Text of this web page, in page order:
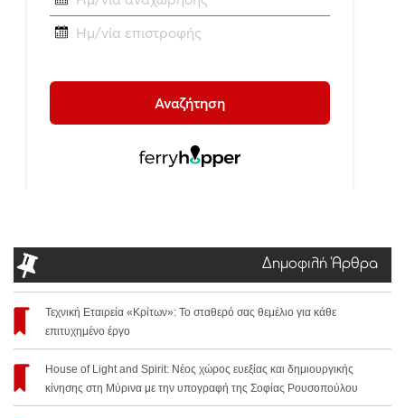
Δημοφιλή Άρθρα
Τεχνική Εταιρεία «Κρίτων»: Το σταθερό σας θεμέλιο για κάθε
επιτυχημένο έργο
House of Light and Spirit: Νέος χώρος ευεξίας και δημιουργικής
κίνησης στη Μύρινα με την υπογραφή της Σοφίας Ρουσοπούλου